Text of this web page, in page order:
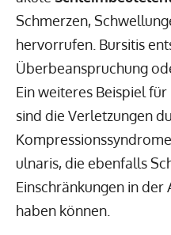
Schmerzen,
hervorrufen. Bursitis
Überbeanspruchung
Ein weiteres Beispiel
sind die Verletzungen
ulnaris, die ebenfalls
Einschränkungen in
haben können.